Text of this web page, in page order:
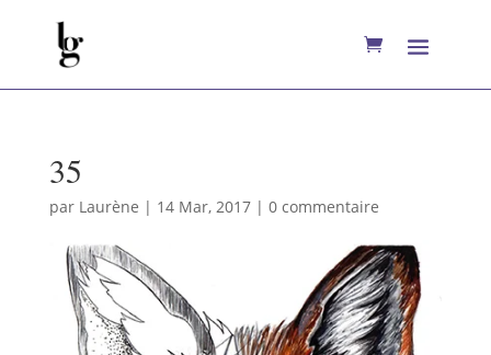
35
par Laurène | 14 Mar, 2017| 0 commentaire